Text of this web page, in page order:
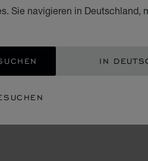
Sie navigieren in Deutschland,
IN